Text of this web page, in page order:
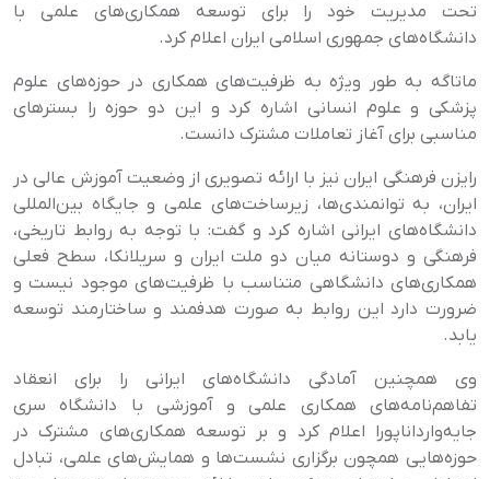
تحت مدیریت خود را برای توسعه همکاری‌های علمی با
دانشگاه‌های جمهوری اسلامی ایران اعلام کرد.
ماتاگه به ‌طور ویژه به ظرفیت‌های همکاری در حوزه‌های علوم
پزشکی و علوم انسانی اشاره کرد و این دو حوزه را بسترهای
مناسبی برای آغاز تعاملات مشترک دانست.
رایزن فرهنگی ایران نیز با ارائه تصویری از وضعیت آموزش عالی در
ایران، به توانمندی‌ها، زیرساخت‌های علمی و جایگاه بین‌المللی
دانشگاه‌های ایرانی اشاره کرد و گفت: با توجه به روابط تاریخی،
فرهنگی و دوستانه میان دو ملت ایران و سریلانکا، سطح فعلی
همکاری‌های دانشگاهی متناسب با ظرفیت‌های موجود نیست و
ضرورت دارد این روابط به ‌صورت هدفمند و ساختارمند توسعه
یابد.
وی همچنین آمادگی دانشگاه‌های ایرانی را برای انعقاد
تفاهم‌نامه‌های همکاری علمی و آموزشی با دانشگاه سری
جایه‌وارداناپورا اعلام کرد و بر توسعه همکاری‌های مشترک در
حوزه‌هایی همچون برگزاری نشست‌ها و همایش‌های علمی، تبادل